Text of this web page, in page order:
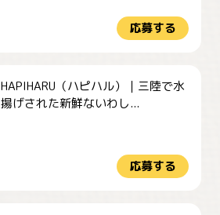
応募する
HAPIHARU（ハピハル）｜三陸で水
揚げされた新鮮ないわし...
応募する